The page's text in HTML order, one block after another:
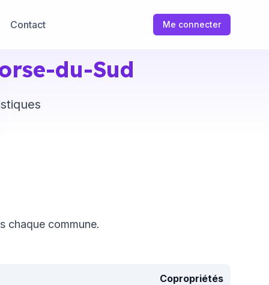
Contact Me connecter
du-Sud
chaque commune.
Copropriétés